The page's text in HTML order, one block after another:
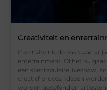
Creativiteit en
Creativiteit is de basis van
entertainment. Of het nu
een spectaculaire liveshow,
creatief proces. Ideeën
worden geoefend en